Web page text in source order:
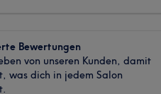
Bewertungen
von unseren Kunden, damit
was dich in jedem Salon